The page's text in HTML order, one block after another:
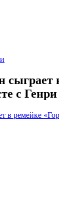
сыграет
с
в ремейке